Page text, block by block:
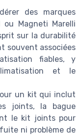
des marques
ou Magneti Marelli
sur la durabilité
souvent associées
fiables, y
et le
un kit qui inclut
joints, la bague
le kit joints pour
ni problème de